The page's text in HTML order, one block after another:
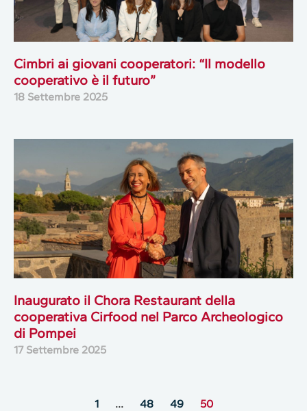
Cimbri ai giovani cooperatori: “Il modello
cooperativo è il futuro”
18 Settembre 2025
Inaugurato il Chora Restaurant della
cooperativa Cirfood nel Parco Archeologico
di Pompei
17 Settembre 2025
1 … 48 49 50